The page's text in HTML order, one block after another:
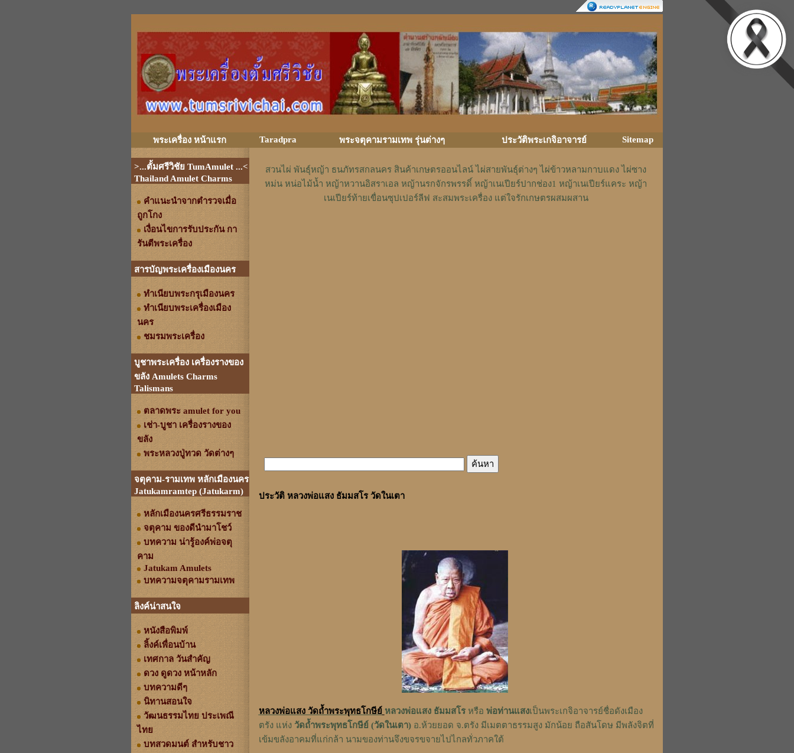
พระเครื่อง หน้าแรก Taradpra พระจตุคามรามเทพ รุ่นต่างๆ ประวัติพระเกจิอาจารย์ Sitemap
>...ตั้มศรีวิชัย TumAmulet ...<
Thailand Amulet Charms
คำแนะนำจากตำรวจเมื่อ
ถูกโกง
เงื่อนไขการรับประกัน กา
รันตีพระเครื่อง
สารบัญพระเครื่องเมืองนคร
ทำเนียบพระกรุเมืองนคร
ทำเนียบพระเครื่องเมือง
นคร
ชมรมพระเครื่อง
บูชาพระเครื่อง เครื่องรางของ
ขลัง Amulets Charms
Talismans
ตลาดพระ amulet for you
เช่า-บูชา เครื่องรางของ
ขลัง
พระหลวงปู่ทวด วัดต่างๆ
จตุคาม-รามเทพ หลักเมืองนคร
Jatukamramtep (Jatukarm)
หลักเมืองนครศรีธรรมราช
จตุคาม ของดีนำมาโชว์
บทความ น่ารู้องค์พ่อจตุ
คาม
Jatukam Amulets
บทความจตุคามรามเทพ
ลิงค์น่าสนใจ
หนังสือพิมพ์
ลิ้งค์เพื่อนบ้าน
เทศกาล วันสำคัญ
ดวง ดูดวง หน้าหลัก
บทความดีๆ
นิทานสอนใจ
วัฒนธรรมไทย ประเพณี
ไทย
บทสวดมนต์ สำหรับชาว
สวนไผ่ พันธุ์หญ้า ธนภัทรสกลนคร สินค้าเกษตรออนไลน์ ไผ่สายพันธุ์ต่างๆ ไผ่ข้าวหลามกาบแดง ไผ่ซาง
หม่น หน่อไม้น้ำ หญ้าหวานอิสราเอล หญ้านรกจักรพรรดิ์ หญ้าเนเปียร์ปากช่อง1 หญ้าเนเปียร์แคระ หญ้า
เนเปียร์ท้ายเขื่อนซุปเปอร์ลีฟ สะสมพระเครื่อง แต่ใจรักเกษตรผสมผสาน
ประวัติ หลวงพ่อแสง ธัมมสโร วัดในเตา
หลวงพ่อแสง วัดถ้ำพระพุทธโกษีย์ หลวงพ่อแสง ธัมมสโรหรือ พ่อท่านแสงเป็นพระเกจิอาจารย์ชื่อดังเมือง
ตรัง แห่ง วัดถ้ำพระพุทธโกษีย์ (วัดในเตา)อ.ห้วยยอด จ.ตรัง มีเมตตาธรรมสูง มักน้อย ถือสันโดษ มีพลังจิตที่
เข้มขลังอาคมที่แก่กล้า นามของท่านจึงขจรขจายไปไกลทั่วภาคใต้